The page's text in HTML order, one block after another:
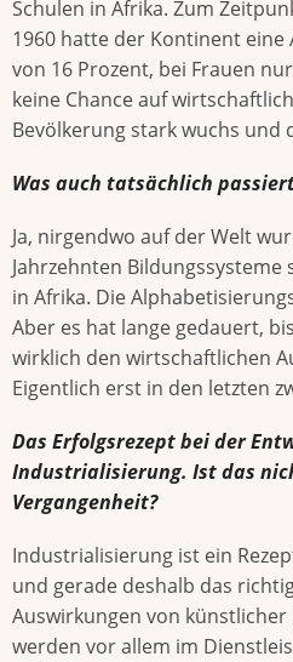
Schulen in Afrika. Zum
1960 hatte der Kontinent
von 16 Prozent, bei Frauen
keine Chance auf
Bevölkerung stark wuchs und
Was auch tatsächlich
Ja, nirgendwo auf der Welt
Jahrzehnten Bildungssysteme
in Afrika. Die
Aber es hat lange gedauert,
wirklich den wirtschaftlichen
Eigentlich erst in den letzten
Das Erfolgsrezept bei der
Industrialisierung. Ist das
Vergangenheit?
Industrialisierung ist ein
und gerade deshalb das
Auswirkungen von künstlicher
werden vor allem im